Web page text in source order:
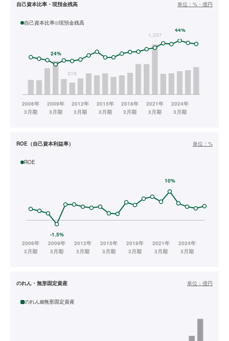
自己資本比率・現預金残高 単位： %・億円
自己資本比率 現預金残高
ROE（自己資本利益率） 単位： %
ROE
のれん・無形固定資産 単位： 億円
のれん 無形固定資産